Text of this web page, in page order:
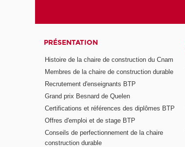
PRÉSENTATION
Histoire de la chaire de construction du Cnam
Membres de la chaire de construction durable
Recrutement d'enseignants BTP
Grand prix Besnard de Quelen
Certifications et références des diplômes BTP
Offres d'emploi et de stage BTP
Conseils de perfectionnement de la chaire
construction durable